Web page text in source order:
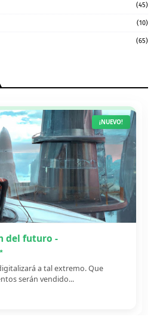
(45)
(10)
(65)
¡NUEVO!
del futuro -
a tal extremo. Que
serán vendido...